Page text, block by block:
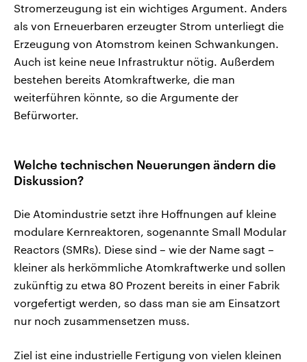
Stromerzeugung ist ein wichtiges Argument. Anders
als von Erneuerbaren erzeugter Strom unterliegt die
Erzeugung von Atomstrom keinen Schwankungen.
Auch ist keine neue Infrastruktur nötig. Außerdem
bestehen bereits Atomkraftwerke, die man
weiterführen könnte, so die Argumente der
Befürworter.
Welche technischen Neuerungen ändern die
Diskussion?
Die Atomindustrie setzt ihre Hoffnungen auf kleine
modulare Kernreaktoren, sogenannte Small Modular
Reactors (SMRs). Diese sind – wie der Name sagt –
kleiner als herkömmliche Atomkraftwerke und sollen
zukünftig zu etwa 80 Prozent bereits in einer Fabrik
vorgefertigt werden, so dass man sie am Einsatzort
nur noch zusammensetzen muss.
Ziel ist eine industrielle Fertigung von vielen kleinen